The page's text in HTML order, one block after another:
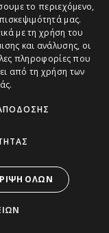
το περιεχόμενο,
μας.
με τη χρήση του
και ανάλυσης, οι
πληροφορίες που
από τη χρήση των
ΌΛΩΝ